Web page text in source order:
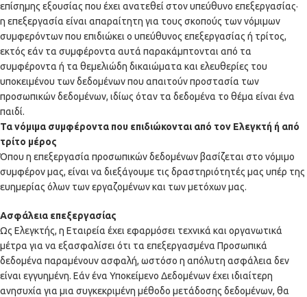
επίσημης εξουσίας που έχει ανατεθεί στον υπεύθυνο επεξεργασίας·
η επεξεργασία είναι απαραίτητη για τους σκοπούς των νόμιμων
συμφερόντων που επιδιώκει ο υπεύθυνος επεξεργασίας ή τρίτος,
εκτός εάν τα συμφέροντα αυτά παρακάμπτονται από τα
συμφέροντα ή τα θεμελιώδη δικαιώματα και ελευθερίες του
υποκειμένου των δεδομένων που απαιτούν προστασία των
προσωπικών δεδομένων, ιδίως όταν τα δεδομένα το θέμα είναι ένα
παιδί.
Τα νόμιμα συμφέροντα που επιδιώκονται από τον Ελεγκτή ή από
τρίτο μέρος
Όπου η επεξεργασία προσωπικών δεδομένων βασίζεται στο νόμιμο
συμφέρον μας, είναι να διεξάγουμε τις δραστηριότητές μας υπέρ της
ευημερίας όλων των εργαζομένων και των μετόχων μας.
Ασφάλεια επεξεργασίας
Ως Ελεγκτής, η Εταιρεία έχει εφαρμόσει τεχνικά και οργανωτικά
μέτρα για να εξασφαλίσει ότι τα επεξεργασμένα Προσωπικά
δεδομένα παραμένουν ασφαλή, ωστόσο η απόλυτη ασφάλεια δεν
είναι εγγυημένη. Εάν ένα Υποκείμενο Δεδομένων έχει ιδιαίτερη
ανησυχία για μια συγκεκριμένη μέθοδο μετάδοσης δεδομένων, θα